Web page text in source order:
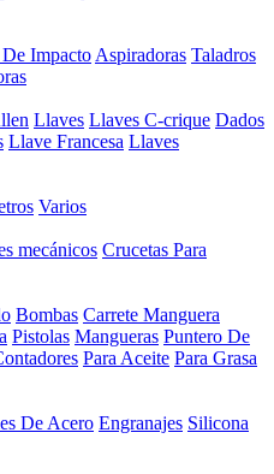
Impacto Aspiradoras Taladros
Llaves Llaves C-crique Dados
Llave Francesa Llaves
Varios
mecánicos Crucetas Para
Bombas Carrete Manguera
Pistolas Mangueras Puntero De
Para Aceite Para Grasa
De Acero Engranajes Silicona